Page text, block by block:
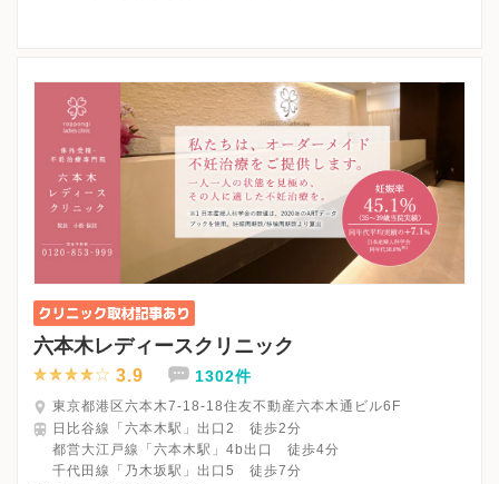
六本木レディースクリニック
3.9 1302件
東京都港区六本木7-18-18住友不動産六本木通ビル6F
日比谷線「六本木駅」出口2 徒歩2分
都営大江戸線「六本木駅」4b出口 徒歩4分
千代田線「乃木坂駅」出口5 徒歩7分